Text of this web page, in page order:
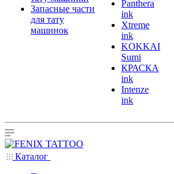
Запасные части
для тату
машинок
Panthera
ink
Xtreme
ink
KOKKAI
Sumi
КРАСКА
ink
Intenze
ink
Каталог